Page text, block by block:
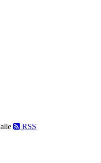
RSS